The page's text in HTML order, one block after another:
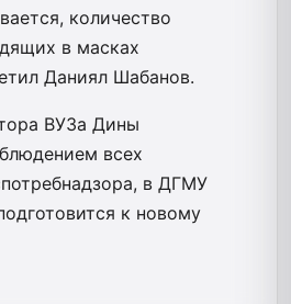
количество
в масках
Даниял Шабанов.
ВУЗа Дины
всех
в ДГМУ
к новому